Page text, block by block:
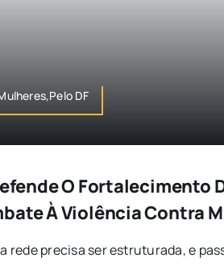
DF
O Fortalecimento
À Violência Contra
rede precisa ser estruturada, e